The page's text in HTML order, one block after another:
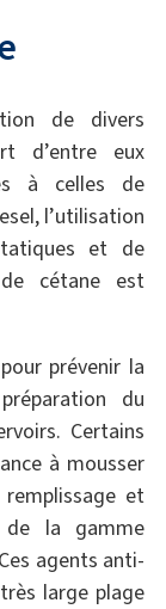
de divers
d’entre eux
à celles de
l’utilisation
et de
cétane est
prévenir la
du
Certains
à mousser
et
de la gamme
agents anti-
large plage